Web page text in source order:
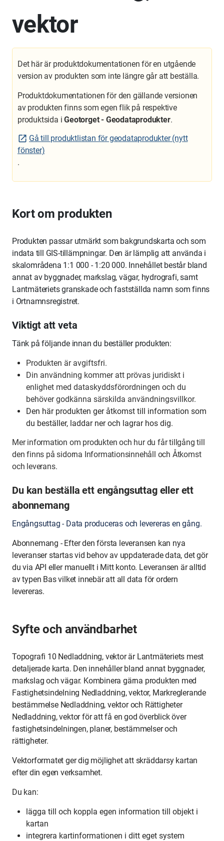
vektor
Det här är produktdokumentationen för en utgående
version av produkten som inte längre går att beställa.
Produktdokumentationen för den gällande versionen
av produkten finns som egen flik på respektive
produktsida iGeotorget - Geodataprodukter.
Gå till produktlistan för geodataprodukter (nytt
fönster)
.
Kort om produkten
Produkten passar utmärkt som bakgrundskarta och som
indata till GIS-tillämpningar. Den är lämplig att använda i
skalområdena 1:1 000 - 1:20 000. Innehållet består bland
annat av byggnader, markslag, vägar, hydrografi, samt
Lantmäteriets granskade och fastställda namn som finns
i Ortnamnsregistret.
Viktigt att veta
Tänk på följande innan du beställer produkten:
Produkten är avgiftsfri.
Din användning kommer att prövas juridiskt i
enlighet med dataskyddsförordningen och du
behöver godkänna särskilda användningsvillkor.
Den här produkten ger åtkomst till information som
du beställer, laddar ner och lagrar hos dig.
Mer information om produkten och hur du får tillgång till
den finns på sidorna Informationsinnehåll och Åtkomst
och leverans.
Du kan beställa ett engångsuttag eller ett
abonnemang
Engångsuttag - Data produceras och levereras en gång.
Abonnemang - Efter den första leveransen kan nya
leveranser startas vid behov av uppdaterade data, det gör
du via API eller manuellt i Mitt konto. Leveransen är alltid
av typen Bas vilket innebär att all data för ordern
levereras.
Syfte och användbarhet
Topografi 10 Nedladdning, vektor är Lantmäteriets mest
detaljerade karta. Den innehåller bland annat byggnader,
markslag och vägar. Kombinera gärna produkten med
Fastighetsindelning Nedladdning, vektor, Markreglerande
bestämmelse Nedladdning, vektor och Rättigheter
Nedladdning, vektor för att få en god överblick över
fastighetsindelningen, planer, bestämmelser och
rättigheter.
Vektorformatet ger dig möjlighet att skräddarsy kartan
efter din egen verksamhet.
Du kan:
lägga till och koppla egen information till objekt i
kartan
integrera kartinformationen i ditt eget system